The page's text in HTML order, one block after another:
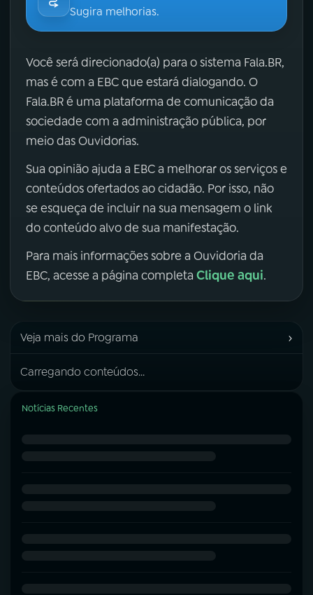
Sugira melhorias.
Você será direcionado(a) para o sistema Fala.BR,
mas é com a EBC que estará dialogando. O
Fala.BR é uma plataforma de comunicação da
sociedade com a administração pública, por
meio das Ouvidorias.
Sua opinião ajuda a EBC a melhorar os serviços e
conteúdos ofertados ao cidadão. Por isso, não
se esqueça de incluir na sua mensagem o link
do conteúdo alvo de sua manifestação.
Para mais informações sobre a Ouvidoria da
EBC, acesse a página completa Clique aqui.
Veja mais do Programa ›
Carregando conteúdos...
Notícias Recentes